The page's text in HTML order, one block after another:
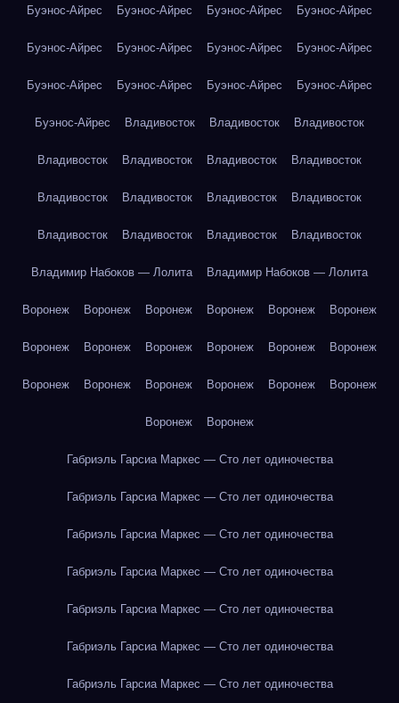
Буэнос-Айрес Буэнос-Айрес Буэнос-Айрес Буэнос-Айрес
Буэнос-Айрес Буэнос-Айрес Буэнос-Айрес Буэнос-Айрес
Буэнос-Айрес Буэнос-Айрес Буэнос-Айрес Буэнос-Айрес
Буэнос-Айрес Владивосток Владивосток Владивосток
Владивосток Владивосток Владивосток Владивосток
Владивосток Владивосток Владивосток Владивосток
Владивосток Владивосток Владивосток Владивосток
Владимир Набоков — Лолита Владимир Набоков — Лолита
Воронеж Воронеж Воронеж Воронеж Воронеж Воронеж
Воронеж Воронеж Воронеж Воронеж Воронеж Воронеж
Воронеж Воронеж Воронеж Воронеж Воронеж Воронеж
Воронеж Воронеж
Габриэль Гарсиа Маркес — Сто лет одиночества
Габриэль Гарсиа Маркес — Сто лет одиночества
Габриэль Гарсиа Маркес — Сто лет одиночества
Габриэль Гарсиа Маркес — Сто лет одиночества
Габриэль Гарсиа Маркес — Сто лет одиночества
Габриэль Гарсиа Маркес — Сто лет одиночества
Габриэль Гарсиа Маркес — Сто лет одиночества